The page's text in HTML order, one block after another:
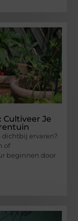
Cultiveer Je
ervaren?
of
beginnen door